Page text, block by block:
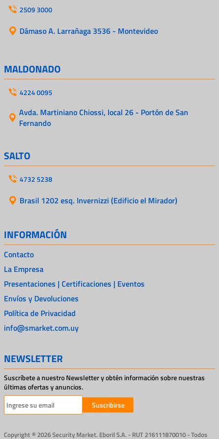
2509 3000
Dámaso A. Larrañaga 3536 - Montevideo
MALDONADO
4224 0095
Avda. Martiniano Chiossi, local 26 - Portón de San
Fernando
SALTO
4732 5238
Brasil 1202 esq. Invernizzi (Edificio el Mirador)
INFORMACIÓN
Contacto
La Empresa
Presentaciones | Certificaciones | Eventos
Envíos y Devoluciones
Política de Privacidad
info@smarket.com.uy
NEWSLETTER
Suscríbete a nuestro Newsletter y obtén información sobre nuestras
últimas ofertas y anuncios.
Suscribirse
Copyright ® 2026 Security Market. Eboril S.A. - RUT 216111870010 - Todos